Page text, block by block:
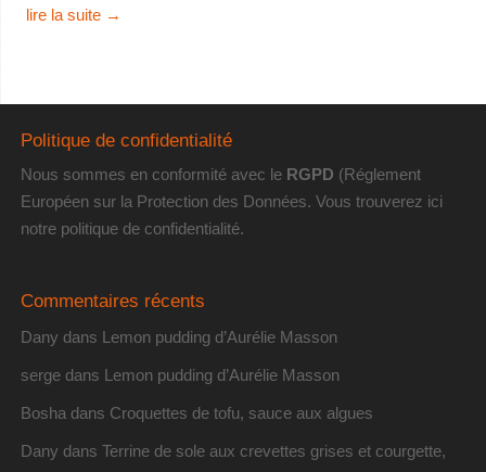
lire la suite →
Politique de confidentialité
Nous sommes en conformité avec le RGPD (Réglement
Européen sur la Protection des Données. Vous trouverez ici
notre politique de confidentialité.
Commentaires récents
Dany dans Lemon pudding d’Aurélie Masson
sergedans Lemon pudding d’Aurélie Masson
Bosha dans Croquettes de tofu, sauce aux algues
Dany dans Terrine de sole aux crevettes grises et courgette,